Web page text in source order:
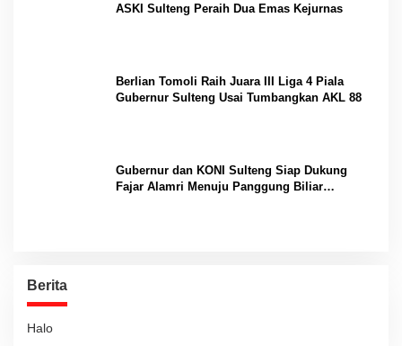
ASKI Sulteng Peraih Dua Emas Kejurnas
Berlian Tomoli Raih Juara III Liga 4 Piala
Gubernur Sulteng Usai Tumbangkan AKL 88
Gubernur dan KONI Sulteng Siap Dukung
Fajar Alamri Menuju Panggung Biliar
Berita
Halo